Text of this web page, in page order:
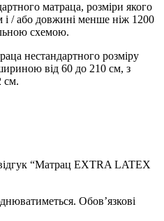
матраца, розміри якого
/ або довжині менше ніж 1200
схемою.
нестандартного розміру
від 60 до 210 см, з
см.
“Матрац EXTRA LATEX
Обов’язкові